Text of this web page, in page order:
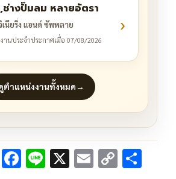
ช่างปั๊มลม หลายอัตรา
เนียริ่ง แอนด์ ซัพพลาย
านประจำประกาศเมื่อ 07/08/2026
›
ตำแหน่งงานทั้งหมด→
F Li X E C